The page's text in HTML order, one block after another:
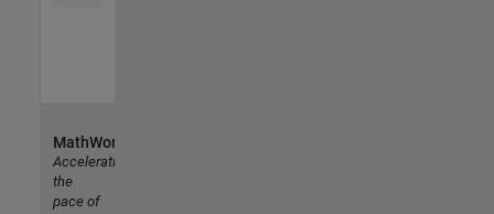
MathWorks
Accelerating
the
pace of